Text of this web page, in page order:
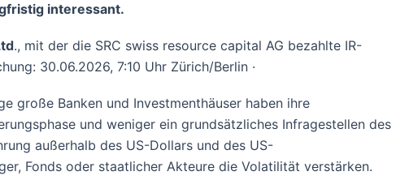
interessant.
., mit der die SRC swiss resource capital AG bezahlte IR-
30.06.2026, 7:10 Uhr Zürich/Berlin ·
große Banken und Investmenthäuser haben ihre
und weniger ein grundsätzliches Infragestellen des
außerhalb des US-Dollars und des US-
Fonds oder staatlicher Akteure die Volatilität verstärken.